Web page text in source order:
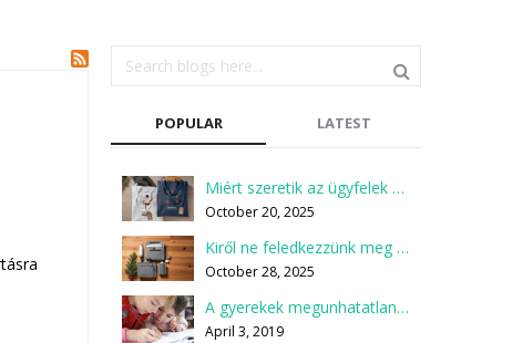
POPULAR
Miért szeretik az ügyfelek a zöld ajándékokat?
October 20, 2025
Kiről ne feledkezzünk meg a karácsonyi ajándékcsomagok összeállításakor?
October 28, 2025
A gyerekek megunhatatlan kedvence a ceruza
April 3, 2019
LATEST